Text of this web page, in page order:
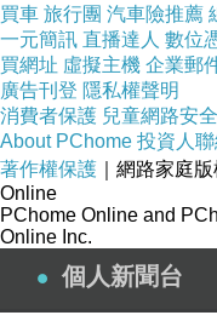
買車 旅行團 汽車險推薦
一元簡訊 直播達人 數位
買網址 虛擬主機 企業郵
廣告刊登 隱私權聲明
消費者保護 兒童網路安全
About PChome 投資人
著作權保護 ｜網路家庭
Online
PChome Online and
Online Inc.
個人新聞台